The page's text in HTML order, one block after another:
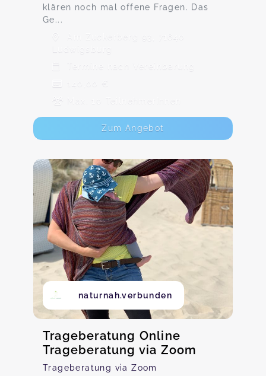
klären noch mal offene Fragen. Das
Ge...
Am Zuckerberg 93, 71640
Termine nach Vereinbarung
140,00 €
Max. 10 TeilnehmerInnen
Zum Angebot
naturnah.verbunden
Trageberatung Online
Trageberatung via Zoom
Trageberatung via Zoom